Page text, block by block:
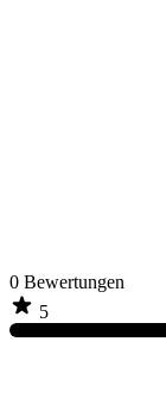
0 Bewertungen
5